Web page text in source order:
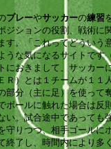
プレーやサッカーの練習
ジションの役割、戦術に
す。「これってどうい
うな気になるサイトです
におきまして、サッカー
Ｒ）とは１チームが１１
部分（主に足）を使って
ボールに触れた場合は反
い。試合途中であっても
守りつつ、相手ゴールに
終了し、時間内により多